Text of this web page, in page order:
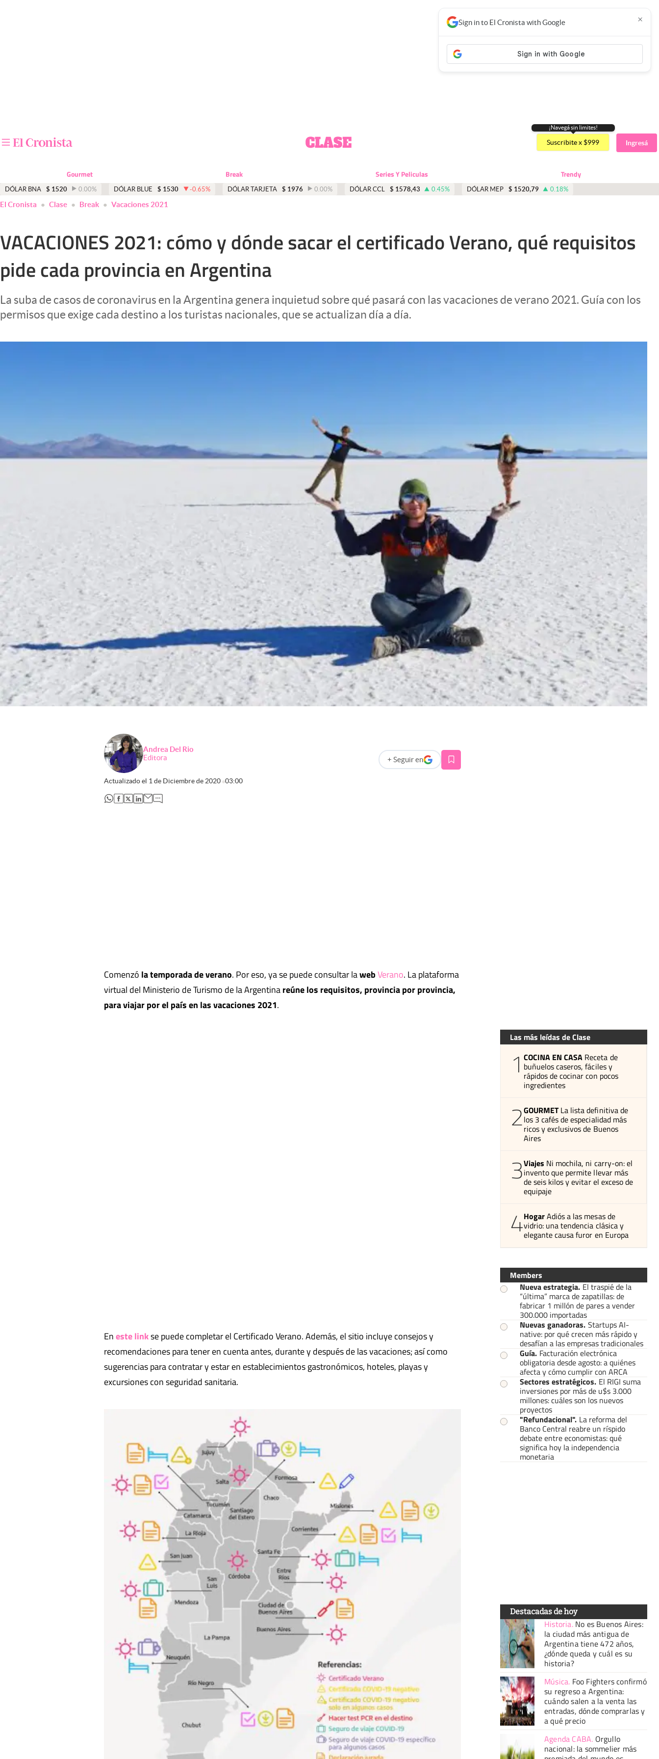
Otras secciones
Apertura
Clase
Clima
Mundial 2026
Eventos Corporativos
El Cronista Studio
¡Navegá sin limites!
Suscribite x $999 Ingresá
Gourmet Break Series Y Peliculas Trendy
DÓLAR BNA $ 1520 0.00% DÓLAR BLUE $ 1530 -0.65% DÓLAR TARJETA $ 1976 0.00% DÓLAR CCL $ 1578,43 0.45% DÓLAR MEP $ 1520,79 0.18%
Sign in to El Cronista with Google ×
El Cronista Clase Break Vacaciones 2021
VACACIONES 2021: cómo y dónde sacar el certificado Verano, qué requisitos
pide cada provincia en Argentina
La suba de casos de coronavirus en la Argentina genera inquietud sobre qué pasará con las vacaciones de verano 2021. Guía con los
permisos que exige cada destino a los turistas nacionales, que se actualizan día a día.
Andrea Del Rio
Editora
Actualizado el 1 de Diciembre de 2020 03:00
+ Seguir en
abre en nueva pestaña
abre en nueva pestaña
abre en nueva pestaña
abre en nueva pestaña
abre en nueva pestaña
Comenzó la temporada de verano. Por eso, ya se puede consultar lawebVerano. La plataforma
virtual del Ministerio de Turismo de la Argentinareúne los requisitos, provincia por provincia,
para viajar por el país en las vacaciones 2021.
Eneste linkse puede completar el Certificado Verano. Además, el sitio incluye consejos y
recomendaciones para tener en cuenta antes, durante y después de las vacaciones; así como
sugerencias para contratar y estar en establecimientos gastronómicos, hoteles, playas y
excursiones con seguridad sanitaria.
Las más leídas de Clase
1 COCINA EN CASA Receta de
buñuelos caseros, fáciles y
rápidos de cocinar con pocos
ingredientes
2GOURMET La lista definitiva de
los 3 cafés de especialidad más
ricos y exclusivos de Buenos
Aires
3Viajes Ni mochila, ni carry-on: el
invento que permite llevar más
de seis kilos y evitar el exceso de
equipaje
4HogarAdiós a las mesas de
vidrio: una tendencia clásica y
elegante causa furor en Europa
Members
Nueva estrategia. El traspié de la
“última” marca de zapatillas: de
fabricar 1 millón de pares a vender
300.000 importadas
Nuevas ganadoras. Startups AI-
native: por qué crecen más rápido y
desafían a las empresas tradicionales
Guía. Facturación electrónica
obligatoria desde agosto: a quiénes
afecta y cómo cumplir con ARCA
Sectores estratégicos. El RIGI suma
inversiones por más de u$s 3.000
millones: cuáles son los nuevos
proyectos
"Refundacional". La reforma del
Banco Central reabre un ríspido
debate entre economistas: qué
significa hoy la independencia
monetaria
Destacadas de hoy
Historia. No es Buenos Aires:
la ciudad más antigua de
Argentina tiene 472 años,
¿dónde queda y cuál es su
historia?
Música. Foo Fighters confirmó
su regreso a Argentina:
cuándo salen a la venta las
entradas, dónde comprarlas y
a qué precio
Agenda CABA. Orgullo
nacional: la sommelier más